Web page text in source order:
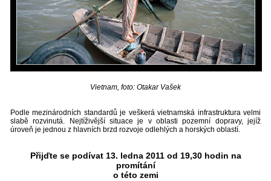
Vietnam, foto: Otakar Vašek
Podle mezinárodních standardů je veškerá vietnamská infrastruktura velmi
slabě rozvinutá. Nejtíživější situace je v oblasti pozemní dopravy, jejíž
úroveň je jednou z hlavních brzd rozvoje odlehlých a horských oblastí.
Přijďte se podívat 13. ledna 2011 od 19,30 hodin na
promítání
o této zemi